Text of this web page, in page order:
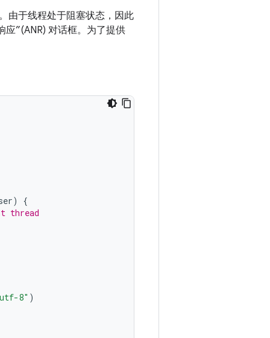
由于线程处于阻塞状态，因此
”(ANR) 对话框。为了提供
)
{
thread
8" )